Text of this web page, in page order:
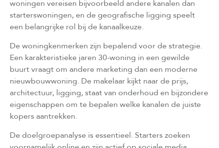
woningen vereisen bijvoorbeeld andere kanalen dan
starterswoningen, en de geografische ligging speelt
een belangrijke rol bij de kanaalkeuze.
De woningkenmerken zijn bepalend voor de strategie.
Een karakteristieke jaren 30-woning in een gewilde
buurt vraagt om andere marketing dan een moderne
nieuwbouwwoning. De makelaar kijkt naar de prijs,
architectuur, ligging, staat van onderhoud en bijzondere
eigenschappen om te bepalen welke kanalen de juiste
kopers aantrekken.
De doelgroepanalyse is essentieel. Starters zoeken